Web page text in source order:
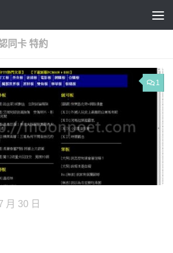
同卡 特約
1
月 30 日